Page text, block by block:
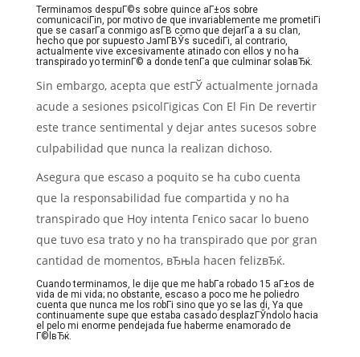
Terminamos despuГ©s sobre quince aГ±os sobre
comunicaciГіn, por motivo de que invariablemente me prometiГі
que se casarГ­a conmigo asГ­В­ como que dejarГ­a a su clan,
hecho que por supuesto JamГ­ВЎs sucediГі, al contrario,
actualmente vive excesivamente atinado con ellos y no ha
transpirado yo terminГ© a donde tenГ­a que culminar solaвЂќ.
Sin embargo, acepta que estГЎ actualmente jornada
acude a sesiones psicolГіgicas Con El Fin De revertir
este trance sentimental y dejar antes sucesos sobre
culpabilidad que nunca la realizan dichoso.
Asegura que escaso a poquito se ha cubo cuenta
que la responsabilidad fue compartida y no ha
transpirado que Hoy intenta Гєnico sacar lo bueno
que tuvo esa trato y no ha transpirado que por gran
cantidad de momentos, вЂњla hacen felizвЂќ.
Cuando terminamos, le dije que me habГ­a robado 15 aГ±os de
vida de mi vida; no obstante, escaso a poco me he poliedro
cuenta que nunca me los robГі sino que yo se las di, Ya que
continuamente supe que estaba casado desplazГЎndolo hacia
el pelo mi enorme pendejada fue haberme enamorado de
Г©lвЂќ.